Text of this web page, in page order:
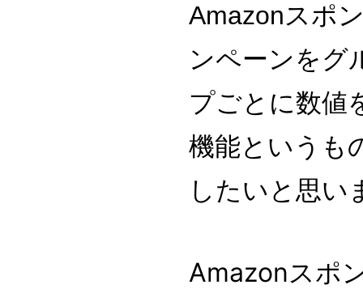
Amazonスポ
ンペーンをグ
プごとに数値
機能というも
したいと思い
Amazonスポ